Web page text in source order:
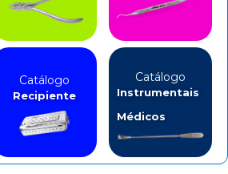
Catálogo
Recipiente
Catálogo
Instrumentais
Médicos